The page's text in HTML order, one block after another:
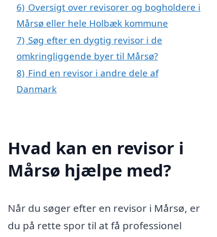
6) Oversigt over revisorer og bogholdere i
Mårsø eller hele Holbæk kommune
7) Søg efter en dygtig revisor i de
omkringliggende byer til Mårsø?
8) Find en revisor i andre dele af
Danmark
Hvad kan en revisor i
Mårsø hjælpe med?
Når du søger efter en revisor i Mårsø, er
du på rette spor til at få professionel